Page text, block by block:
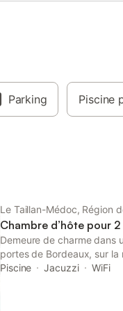
Parking Piscine
Le Taillan-Médoc, Région
Chambre d’hôte pour
Demeure de charme dans
portes de Bordeaux, sur
Lacanau ou du Bassin
Piscine Jacuzzi WiFi